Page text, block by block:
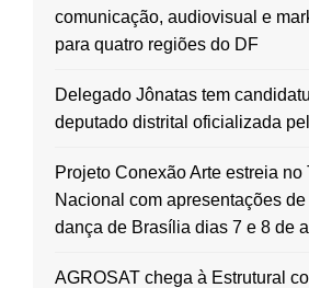
comunicação, audiovisual e
para quatro regiões do DF
Delegado Jônatas tem
deputado distrital oficializada
Projeto Conexão Arte estreia no
Nacional com apresentações
dança de Brasília dias 7 e 8 de
AGROSAT chega à Estrutural